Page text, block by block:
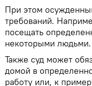
При этом
требований.
посещать
некоторыми людьми.
Также суд может
домой в
работу или, к